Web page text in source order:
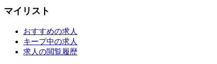
マイリスト
おすすめの求人
キープ中の求人
求人の閲覧履歴